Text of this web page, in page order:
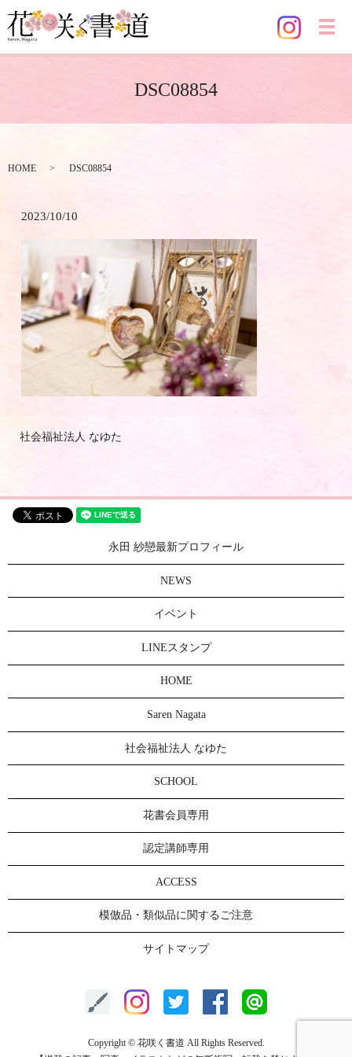
メ
DSC08854
HOME DSC08854
2023/10/10
社会福祉法人 なゆた
永田 紗戀最新プロフィール
NEWS
イベント
LINEスタンプ
HOME
Saren Nagata
社会福祉法人 なゆた
SCHOOL
花書会員専用
認定講師専用
ACCESS
模倣品・類似品に関するご注意
サイトマップ
Copyright © 花咲く書道 All Rights Reserved.